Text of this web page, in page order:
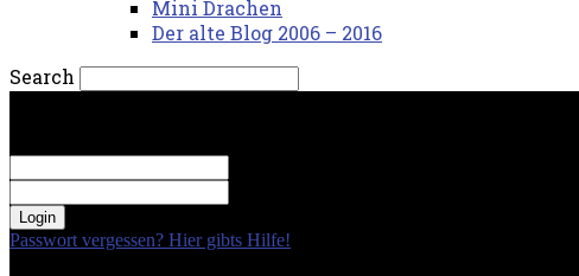
Mini Drachen
Der alte Blog 2006 – 2016
Search
Passwort vergessen? Hier gibts Hilfe!